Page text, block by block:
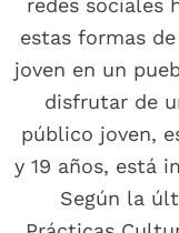
redes sociales
estas formas
joven en un
disfrutar de
público joven,
y 19 años, está
Según la